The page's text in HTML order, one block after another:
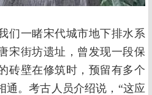
们一睹宋代城市地下排水系
宋街坊遗址，曾发现一段保
砖壁在修筑时，预留有多个
通。考古人员介绍说，“这应